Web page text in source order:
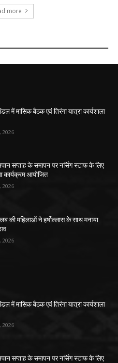
more
में मासिक बैठक एवं तिरंगा यात्रा कार्यशाला
2026
सप्ताह के समापन पर नर्सिंग स्टाफ के लिए
कार्यक्रम आयोजित
2026
की महिलाओं ने हर्षोल्लास के साथ मनाया
2026
में मासिक बैठक एवं तिरंगा यात्रा कार्यशाला
2026
सप्ताह के समापन पर नर्सिंग स्टाफ के लिए